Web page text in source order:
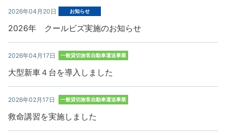
2026年04月20日 お知らせ
2026年 クールビズ実施のお知らせ
2026年04月17日 一般貸切旅客自動車運送事業
大型新車４台を導入しました
2026年02月17日 一般貸切旅客自動車運送事業
救命講習を実施しました